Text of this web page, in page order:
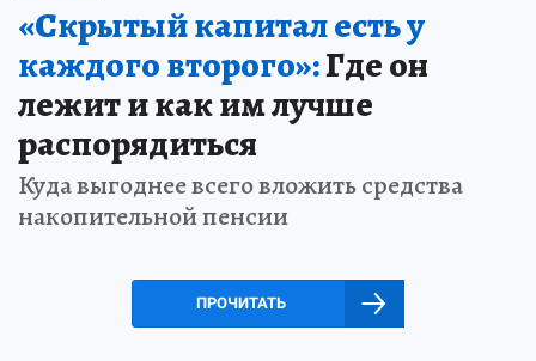
«Скрытый капитал есть у
каждого второго»:Где он
лежит и как им лучше
распорядиться
Куда выгоднее всего вложить средства
накопительной пенсии
ПРОЧИТАТЬ